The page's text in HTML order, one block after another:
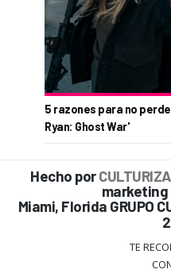
5 razones para no
Ryan: Ghost War'
Hecho por
Miami, Florida GRUPO
TE